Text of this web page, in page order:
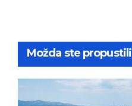
Možda ste propustili